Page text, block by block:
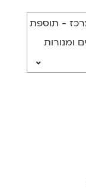
- תוספת
ומנורות